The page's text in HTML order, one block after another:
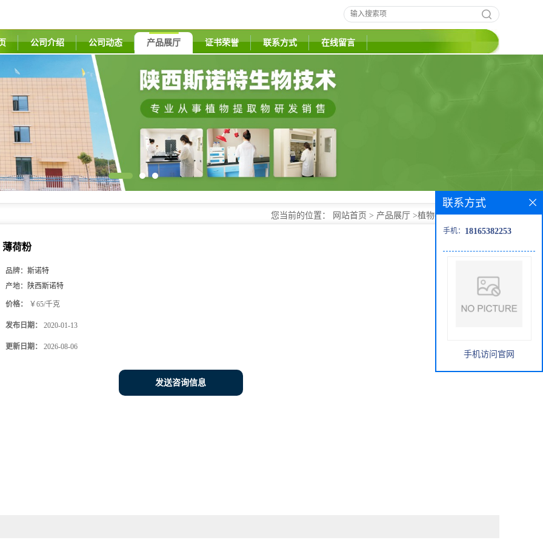
公司介绍 公司动态 产品展厅 证书荣誉 联系方式 在线留言
您当前的位置： 网站首页 > 产品展厅 >植物提取物>薄荷粉
薄荷粉
品牌： 斯诺特
产地：
陕西斯诺特
价格： ￥65/千克
发布日期： 2020-01-13
更新日期： 2026-08-06
发送咨询信息
联系方式
手机： 18165382253
手机访问官网